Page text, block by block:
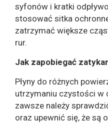
syfonów i kratki
stosować sitka
zatrzymać większe
rur.
Jak zapobiegać
Płyny do różnych
utrzymaniu czystości w
zawsze należy
oraz upewnić się, że są